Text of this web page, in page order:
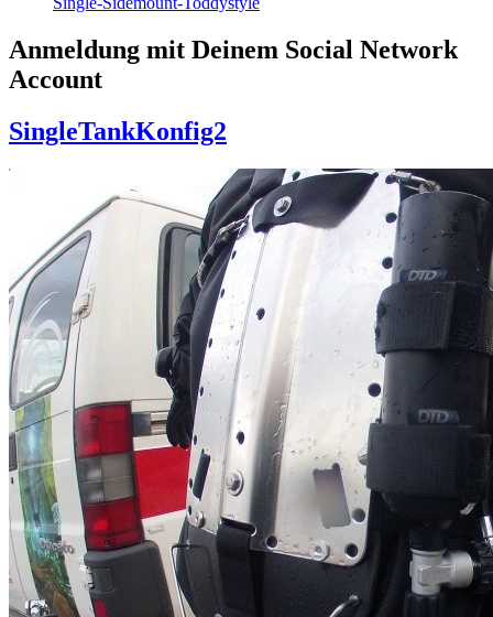
Anmeldung mit Deinem Social Network
Account
SingleTankKonfig2